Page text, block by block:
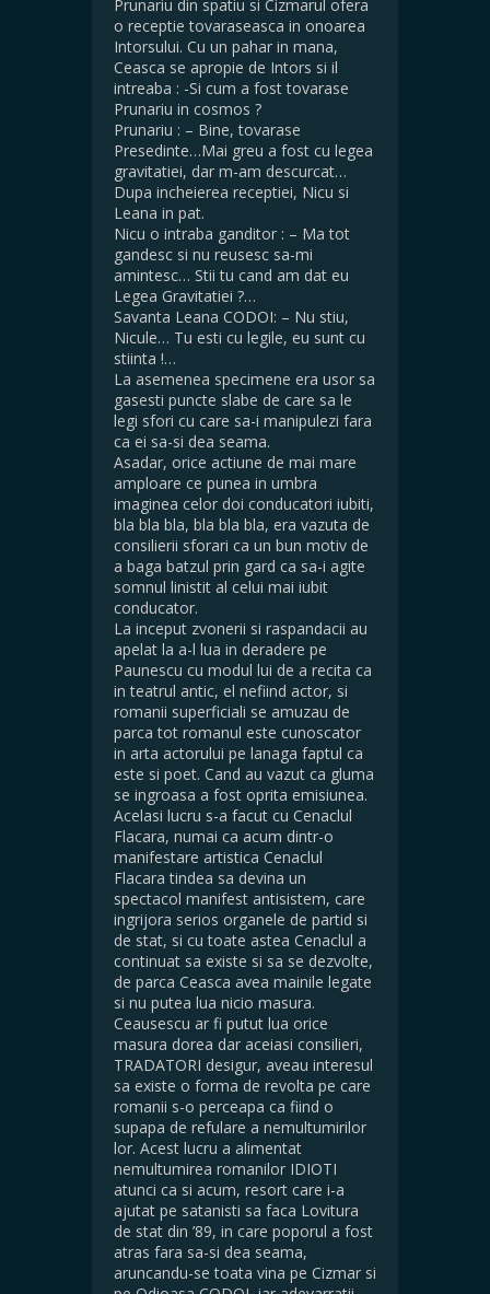
Prunariu din spatiu si Cizmarul ofera
o receptie tovaraseasca in onoarea
Intorsului. Cu un pahar in mana,
Ceasca se apropie de Intors si il
intreaba : -Si cum a fost tovarase
Prunariu in cosmos ?
Prunariu : – Bine, tovarase
Presedinte…Mai greu a fost cu legea
gravitatiei, dar m-am descurcat…
Dupa incheierea receptiei, Nicu si
Leana in pat.
Nicu o intraba ganditor : – Ma tot
gandesc si nu reusesc sa-mi
amintesc… Stii tu cand am dat eu
Legea Gravitatiei ?…
Savanta Leana CODOI: – Nu stiu,
Nicule… Tu esti cu legile, eu sunt cu
stiinta !…
La asemenea specimene era usor sa
gasesti puncte slabe de care sa le
legi sfori cu care sa-i manipulezi fara
ca ei sa-si dea seama.
Asadar, orice actiune de mai mare
amploare ce punea in umbra
imaginea celor doi conducatori iubiti,
bla bla bla, bla bla bla, era vazuta de
consilierii sforari ca un bun motiv de
a baga batzul prin gard ca sa-i agite
somnul linistit al celui mai iubit
conducator.
La inceput zvonerii si raspandacii au
apelat la a-l lua in deradere pe
Paunescu cu modul lui de a recita ca
in teatrul antic, el nefiind actor, si
romanii superficiali se amuzau de
parca tot romanul este cunoscator
in arta actorului pe lanaga faptul ca
este si poet. Cand au vazut ca gluma
se ingroasa a fost oprita emisiunea.
Acelasi lucru s-a facut cu Cenaclul
Flacara, numai ca acum dintr-o
manifestare artistica Cenaclul
Flacara tindea sa devina un
spectacol manifest antisistem, care
ingrijora serios organele de partid si
de stat, si cu toate astea Cenaclul a
continuat sa existe si sa se dezvolte,
de parca Ceasca avea mainile legate
si nu putea lua nicio masura.
Ceausescu ar fi putut lua orice
masura dorea dar aceiasi consilieri,
TRADATORI desigur, aveau interesul
sa existe o forma de revolta pe care
romanii s-o perceapa ca fiind o
supapa de refulare a nemultumirilor
lor. Acest lucru a alimentat
nemultumirea romanilor IDIOTI
atunci ca si acum, resort care i-a
ajutat pe satanisti sa faca Lovitura
de stat din ’89, in care poporul a fost
atras fara sa-si dea seama,
aruncandu-se toata vina pe Cizmar si